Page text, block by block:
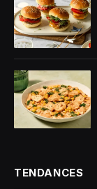
© DR
TENDANCES